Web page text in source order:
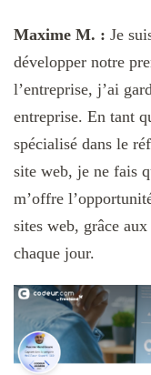
Maxime M. : Je
développer notre
l’entreprise, j’ai
entreprise. En tant
spécialisé dans le
site web, je ne fais
m’offre
sites web, grâce
chaque jour.